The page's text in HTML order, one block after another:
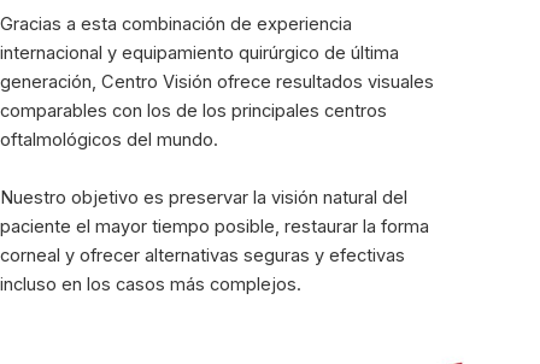
Gracias a esta combinación de experiencia
internacional y equipamiento quirúrgico de última
generación, Centro Visión ofrece resultados visuales
comparables con los de los principales centros
oftalmológicos del mundo.
Nuestro objetivo es preservar la visión natural del
paciente el mayor tiempo posible, restaurar la forma
corneal y ofrecer alternativas seguras y efectivas
incluso en los casos más complejos.